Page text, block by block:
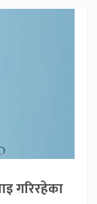
गरिरहेका